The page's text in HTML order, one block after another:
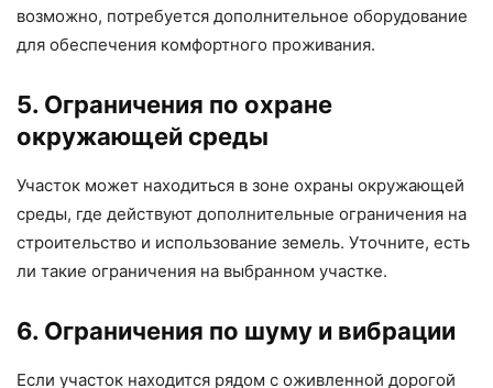
возможно, потребуется дополнительное оборудование
для обеспечения комфортного проживания.
5. Ограничения по охране
окружающей среды
Участок может находиться в зоне охраны окружающей
среды, где действуют дополнительные ограничения на
строительство и использование земель. Уточните, есть
ли такие ограничения на выбранном участке.
6. Ограничения по шуму и вибрации
Если участок находится рядом с оживленной дорогой